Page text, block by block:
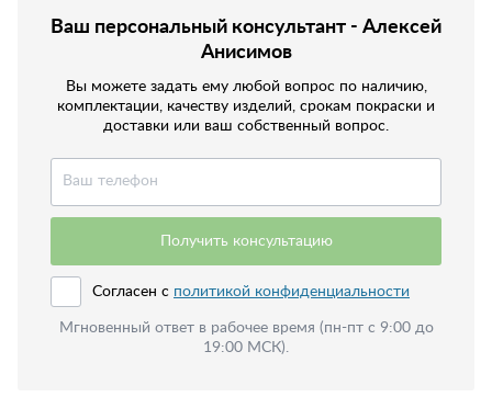
Ваш персональный консультант - Алексей
Анисимов
Вы можете задать ему любой вопрос по наличию,
комплектации, качеству изделий, срокам покраски и
доставки или ваш собственный вопрос.
Получить консультацию
Согласен с политикой конфиденциальности
Мгновенный ответ в рабочее время (пн-пт с 9:00 до
19:00 МСК).